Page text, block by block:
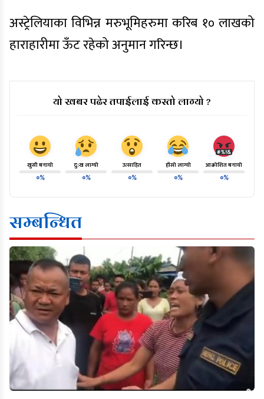
अस्ट्रेलियाका विभिन्न मरुभूमिहरुमा करिब १० लाखको
हाराहारीमा ऊँट रहेको अनुमान गरिन्छ।
यो खबर पढेर तपाईलाई कस्तो लाग्यो ?
खुसी बनायो
०%
दु:ख लाग्यो
०%
उत्साहित
०%
हाँसो लाग्यो
०%
आक्रोशित बनायो
०%
सम्बन्धित